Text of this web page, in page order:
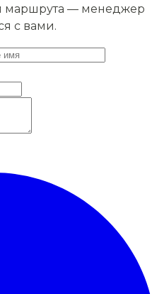
маршрута — менеджер
с вами.